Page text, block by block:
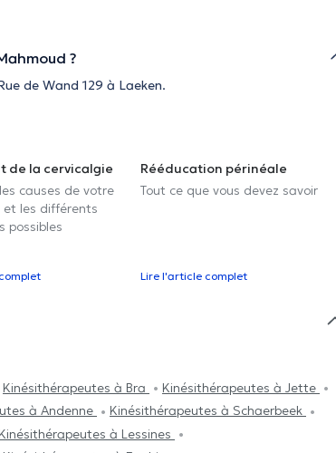
?
de Wand 129 à Laeken.
de la cervicalgie
causes de votre
et les différents
possibles
Rééducation périnéale
Tout ce que vous devez savoir
Lire l'article complet
Kinésithérapeutes à Bra
Kinésithérapeutes à Jette
à Andenne
Kinésithérapeutes à Schaerbeek
Kinésithérapeutes à Lessines